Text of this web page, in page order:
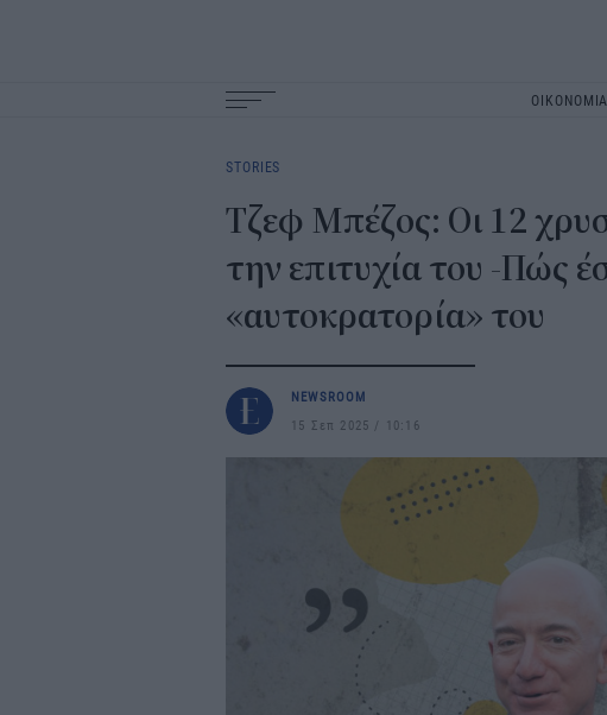
ΟΙΚΟΝΟΜΙΑ
navigation
STORIES
Τζεφ Μπέζος: Οι 12
την επιτυχία του -Πώς
«αυτοκρατορία» του
NEWSROOM
15 Σεπ 2025
10:16